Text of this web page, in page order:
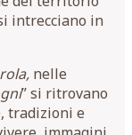
intrecciano in
nelle
” si ritrovano
tradizioni e